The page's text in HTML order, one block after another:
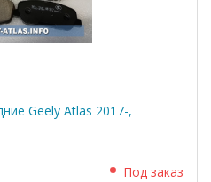
Geely Atlas 2017-,
Под заказ